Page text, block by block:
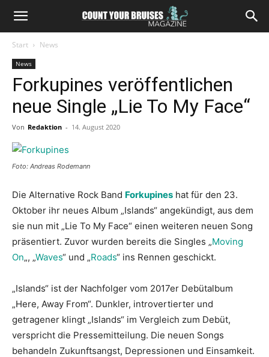
Start News
News
Forkupines veröffentlichen
neue Single „Lie To My Face“
Von Redaktion - 14. August 2020
Foto: Andreas Rodemann
Die Alternative Rock Band Forkupines hat für den 23.
Oktober ihr neues Album „Islands“ angekündigt, aus dem
sie nun mit „Lie To My Face“ einen weiteren neuen Song
präsentiert. Zuvor wurden bereits die Singles „Moving
On„, „Waves“ und „Roads“ ins Rennen geschickt.
„Islands“ ist der Nachfolger vom 2017er Debütalbum
„Here, Away From“. Dunkler, introvertierter und
getragener klingt „Islands“ im Vergleich zum Debüt,
verspricht die Pressemitteilung. Die neuen Songs
behandeln Zukunftsangst, Depressionen und Einsamkeit.